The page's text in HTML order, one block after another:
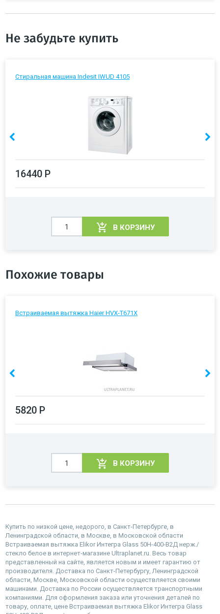
Не забудьте купить
Стиральная машина Indesit IWUD 4105
16440 Р
В КОРЗИНУ
Похожие товары
Встраиваемая вытяжка Haier HVX-T671X
5820 Р
В КОРЗИНУ
Купить по низкой цене, недорого, в Санкт-Петербурге, в
Ленинградской области, в Москве, в Московской области
Встраиваемая вытяжка Elikor Интегра Glass 50Н-400-В2Д нерж./
стекло белое в интернет-магазине Ultraplanet.ru. Весь товар
представленный на сайте, является новым и имеет гарантию от
производителя. Доставка по Санкт-Петербургу, Ленинградской
области, Москве, Московской области осуществляется своими
машинами. Доставка по России осуществляется транспортными
компаниями. Для оформления заказа или уточнения деталей по
товару, оплате, цене Встраиваемая вытяжка Elikor Интегра Glass